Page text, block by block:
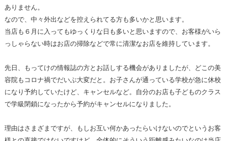
ありません。
なので、中々外出などを控えられてる方も多いかと思います。
当店も６月に入ってもゆっくりな日も多いと思いますので、お客様がいら
っしゃらない時はお店の掃除などで常に清潔なお店を維持しています。
先日、もってけの情報誌の方とお話しする機会がありましたが、どこの美
容院もコロナ禍でだいぶ大変だと。お子さんが通っている学校が急に休校
になり予約していたけど、キャンセルなど。自分のお店も子どものクラス
で学級閉鎖になったから予約がキャンセルになりました。
理由はさまざまですが、もしお互い何かあったらいけないのでというお客